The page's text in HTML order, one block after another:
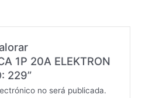
1P 20A ELEKTRON
229”
no será publicada.